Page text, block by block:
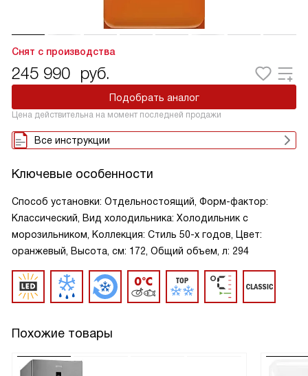
Снят с производства
245 990 руб.
Подобрать аналог
Цена действительна на момент последней продажи
Все инструкции
Ключевые особенности
Способ установки: Отдельностоящий, Форм-фактор:
Классический, Вид холодильника: Холодильник с
морозильником, Коллекция: Стиль 50-х годов, Цвет:
оранжевый, Высота, см: 172, Общий объем, л: 294
Похожие товары